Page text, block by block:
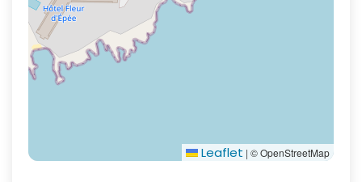
Leaflet | © OpenStreetMap